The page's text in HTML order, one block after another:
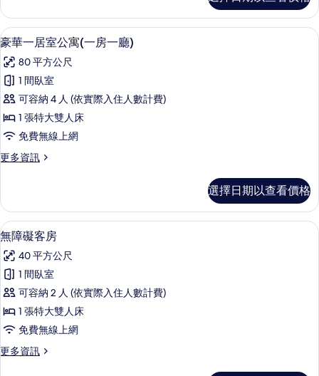
的
所
有
相
片
式
園
景
房
的
情
顯
示
豪
華
一
居
室
公
(一
房
一
廳)
的
所
有
相
片
迷你吧、客房內保險箱、書桌、遮光
9
豪華一居室公寓(一房一廳)
80 平方公尺
1 間臥室
可容納 4 人 (依實際入住人數計費)
1 張特大雙人床
免費無線上網
更多資訊
更
一
居
室
公
寓
(一
一
廳)
的
詳
情
選擇日期以查看價格
顯
示
無
障
礙
客
房
的
迷你吧、客房內保險箱、書桌、遮光
6
無障礙客房
40 平方公尺
1 間臥室
可容納 2 人 (依實際入住人數計費)
1 張特大雙人床
免費無線上網
更多資訊
更